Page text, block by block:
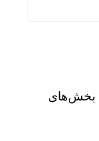
بخش‌های